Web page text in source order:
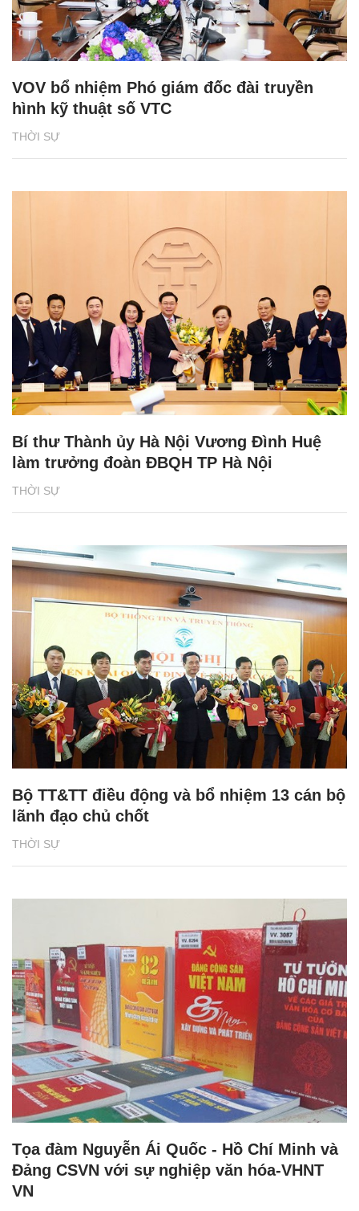
THỜI SỰ
VOV bổ nhiệm Phó giám đốc đài truyền
hình kỹ thuật số VTC
THỜI SỰ
Bí thư Thành ủy Hà Nội Vương Đình Huệ
làm trưởng đoàn ĐBQH TP Hà Nội
THỜI SỰ
Bộ TT&TT điều động và bổ nhiệm 13 cán bộ
lãnh đạo chủ chốt
Tọa đàm Nguyễn Ái Quốc - Hồ Chí Minh và
Đảng CSVN với sự nghiệp văn hóa-VHNT
VN